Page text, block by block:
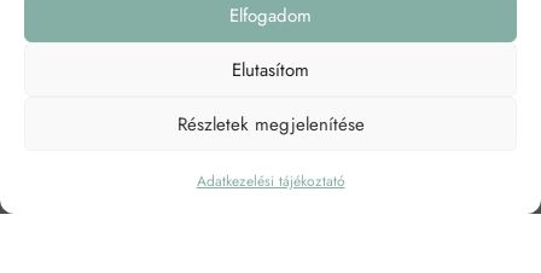
Elfogadom
Elutasítom
Részletek megjelenítése
Adatkezelési tájékoztató